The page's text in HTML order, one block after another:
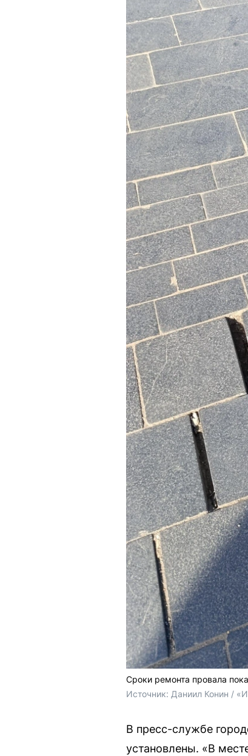
Сроки ремонта провала
Источник: Даниил Конин /
В пресс-службе
установлены. «В